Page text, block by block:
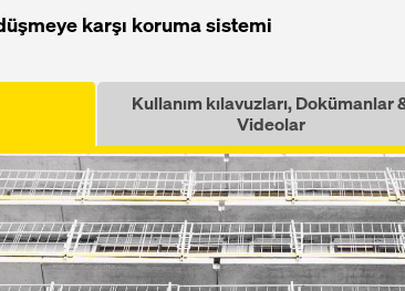
karşı koruma sistemi
Kullanım kılavuzları, Dokümanlar
Videolar